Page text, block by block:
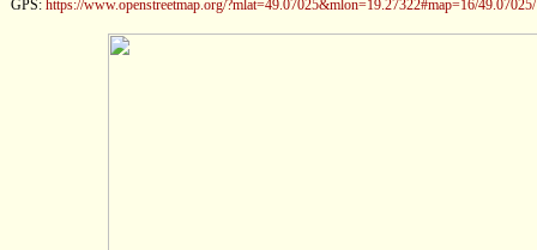
GPS: https://www.openstreetmap.org/?mlat=49.07025&mlon=19.27322#map=16/